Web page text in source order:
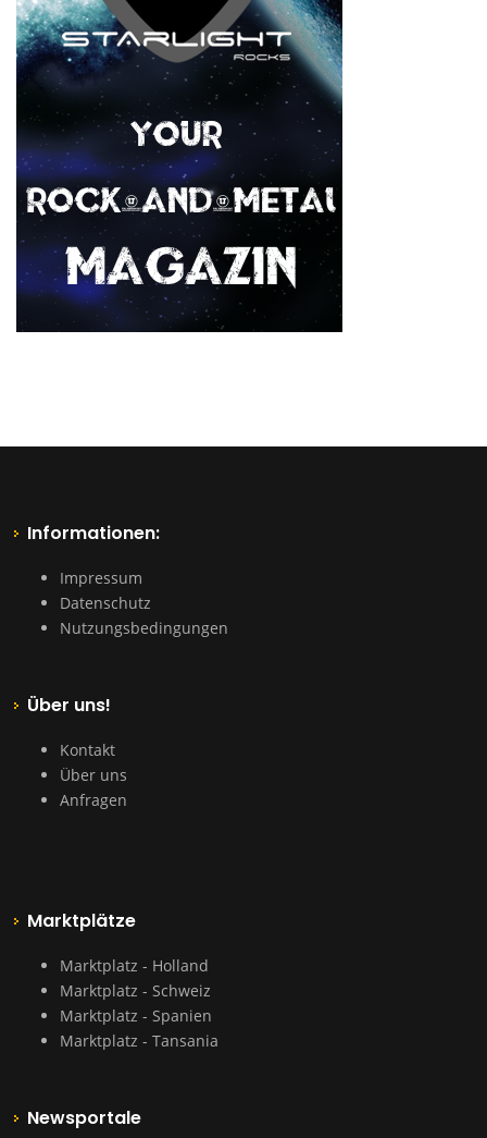
Informationen:
Impressum
Datenschutz
Nutzungsbedingungen
Über uns!
Kontakt
Über uns
Anfragen
Marktplätze
Marktplatz - Holland
Marktplatz - Schweiz
Marktplatz - Spanien
Marktplatz - Tansania
Newsportale